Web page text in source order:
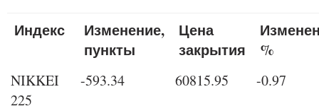
Индекс
Изменение,
пункты
Цена
закрытия
%
NIKKEI
225
-593.34 60815.95 -0.97